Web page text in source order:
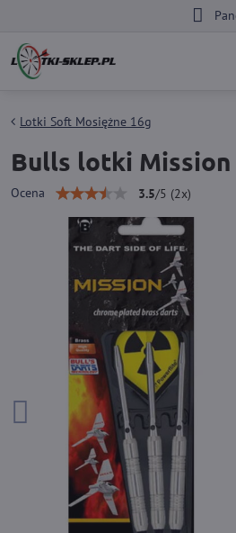
Lotki Soft Mosiężne 16g
Bulls lotki Mission
Ocena 3.5/5 (2x)